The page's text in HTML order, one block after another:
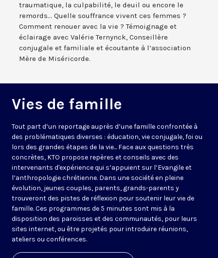
traumatique, la culpabilité, le deuil ou encore le
remords... Quelle souffrance vivent ces femmes ?
Comment renouer avec la vie ? Témoignage et
éclairage avec Valérie Ternynck, Conseillère
conjugale et familiale et écoutante à l’association
Mère de Miséricorde.
Vies de famille
Tout part d’un reportage auprès d’une famille confrontée à
des problématiques diverses : éducation, vie conjugale, foi ou
lors des grandes étapes de la vie... Face aux questions très
concrètes, KTO propose repères et conseils avec des
intervenants d'expérience qui s’appuient sur l’Evangile et
l’anthropologie chrétienne. Dans une société en pleine
évolution, jeunes couples, parents, grands-parents y
trouveront des pistes de réflexion pour soutenir leur vie de
famille. Ces programmes de 5 minutes sont mis à la
disposition des paroisses et des communautés, pour leurs
sites internet, ou être projetés pour introduire réunions,
ateliers ou conférences.